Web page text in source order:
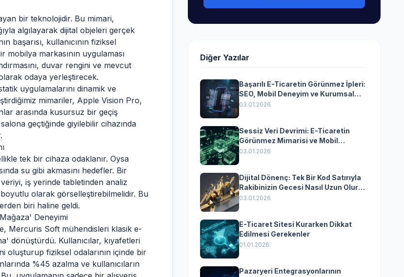
bir teknolojidir. Bu mimari,
algılayarak dijital objeleri gerçek
başarısı, kullanıcının fiziksel
mobilya markasının uygulaması
duvar rengini ve mevcut
odaya yerleştirecek.
uygulamalarını dinamik ve
mimariler, Apple Vision Pro,
arasında kusursuz bir geçiş
geçtiğinde giyilebilir cihazında
tek bir cihaza odaklanır. Oysa
su gibi akmasını hedefler. Bir
veriyi, iş yerinde tabletinden analiz
olarak görselleştirebilmelidir. Bu
biri haline geldi.
Deneyimi
Mercuris Soft mühendisleri klasik e-
dönüştürdü. Kullanıcılar, kıyafetleri
oluşturup fiziksel odalarının içinde bir
%45 azalma ve kullanıcıların
Diğer Yazılar
Başarılı E-Ticaretin Görünmez İpleri:
SEO, Mobil Deneyim ve Kurumsal
Yazılımın Kazandıran
03.01.2026
Sessiz Veri Devrimi: E-Ticaretin
Görünmez Mimarisi ve Mobil
Dönüşümün Kurumsal Anahtarı
03.01.2026
Dijital Dönenç: Tek Bir Kod Satırıyla
Rakibinizin Gecesi Nasıl Uzun Olur?
(Kurumsal Yazılımın Güçlü Rolü)
03.01.2026
E-Ticaret Sitesi Kurarken Dikkat
Edilmesi Gerekenler
01.01.2026
Pazaryeri Entegrasyonlarının